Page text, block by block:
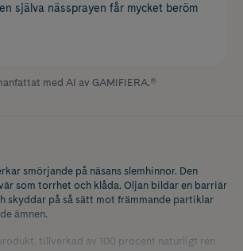
själva nässprayen får mycket beröm
med AI av GAMIFIERA.®
smörjande på näsans slemhinnor. Den
som torrhet och klåda. Oljan bildar en barriär
skyddar på så sätt mot främmande partiklar
ämnen.
tillverkad av 100 procent naturligt ren